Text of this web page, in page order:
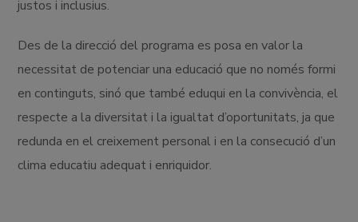
justos i inclusius.
Des de la direcció del programa es posa en valor la
necessitat de potenciar una educació que no només formi
en continguts, sinó que també eduqui en la convivència, el
respecte a la diversitat i la igualtat d’oportunitats, ja que
redunda en el creixement personal i en la consecució d’un
clima educatiu adequat i enriquidor.